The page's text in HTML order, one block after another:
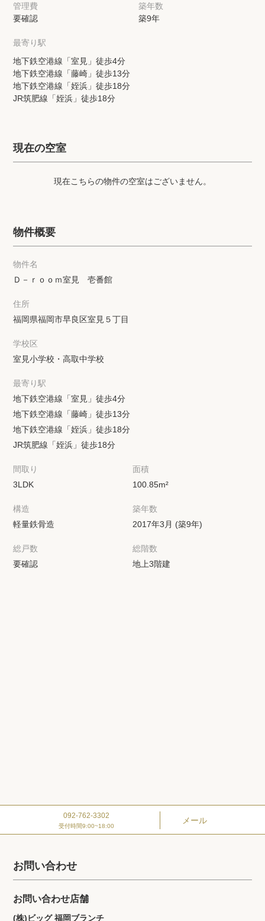
来店予約
各種お問い合わせ
高級賃貸物件コラム
高級賃貸物件トピック
商標について
管理費
要確認
築年数
築9年
最寄り駅
地下鉄空港線「室見」徒歩4分
地下鉄空港線「藤崎」徒歩13分
地下鉄空港線「姪浜」徒歩18分
JR筑肥線「姪浜」徒歩18分
現在の空室
現在こちらの物件の空室はございません。
物件概要
物件名
Ｄ－ｒｏｏｍ室見 壱番館
住所
福岡県福岡市早良区室見５丁目
学校区
室見小学校・高取中学校
最寄り駅
地下鉄空港線「室見」徒歩4分
地下鉄空港線「藤崎」徒歩13分
地下鉄空港線「姪浜」徒歩18分
JR筑肥線「姪浜」徒歩18分
間取り
3LDK
面積
100.85m²
構造
軽量鉄骨造
築年数
2017年3月 (築9年)
総戸数
要確認
総階数
地上3階建
092-762-3302
受付時間9:00~18:00
メール
お問い合わせ
お問い合わせ店舗
(株)ビッグ 福岡ブランチ